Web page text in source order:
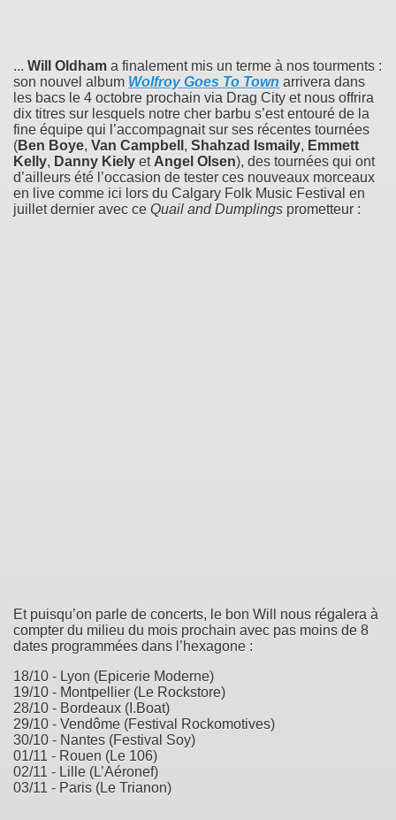
... Will Oldham a finalement mis un terme à nos tourments :
son nouvel album Wolfroy Goes To Town arrivera dans
les bacs le 4 octobre prochain via Drag City et nous offrira
dix titres sur lesquels notre cher barbu s’est entouré de la
fine équipe qui l’accompagnait sur ses récentes tournées
(Ben Boye, Van Campbell , Shahzad Ismaily, Emmett
Kelly, Danny Kiely et Angel Olsen), des tournées qui ont
d’ailleurs été l’occasion de tester ces nouveaux morceaux
en live comme ici lors du Calgary Folk Music Festival en
juillet dernier avec ce Quail and Dumplings prometteur :
Et puisqu’on parle de concerts, le bon Will nous régalera à
compter du milieu du mois prochain avec pas moins de 8
dates programmées dans l’hexagone :
18/10 - Lyon (Epicerie Moderne)
19/10 - Montpellier (Le Rockstore)
28/10 - Bordeaux (I.Boat)
29/10 - Vendôme (Festival Rockomotives)
30/10 - Nantes (Festival Soy)
01/11 - Rouen (Le 106)
02/11 - Lille (L’Aéronef)
03/11 - Paris (Le Trianon)